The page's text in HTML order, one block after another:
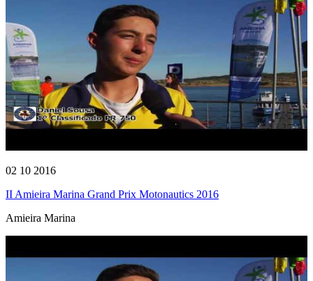
02 10 2016
II Amieira Marina Grand Prix Motonautics 2016
Amieira Marina